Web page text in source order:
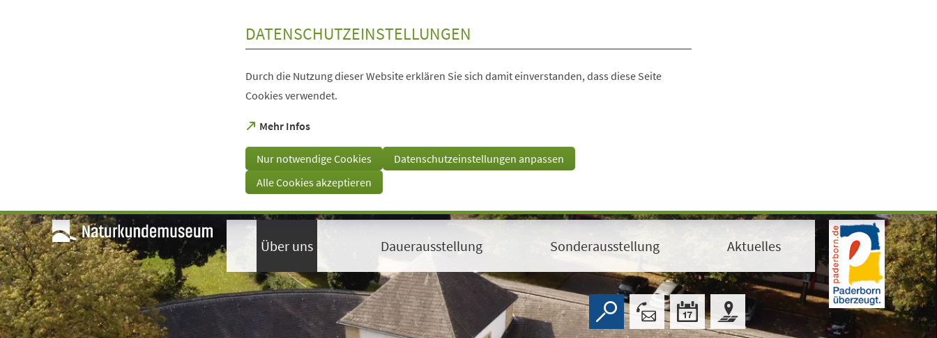
Visuelle
Assistenzsoftware
öffnen.
Mit
der
Tastatur
erreichbar
über
ALT
+
1
DATENSCHUTZEINSTELLUNGEN
Durch die Nutzung dieser Website erklären Sie sich damit einverstanden, dass diese Seite
Cookies verwendet.
Mehr Infos
(Öffnet
einem
neuen
Tab)
Nur notwendige Cookies
Datenschutzeinstellungen anpassen
Alle Cookies akzeptieren
Über uns Dauerausstellung Sonderausstellung Aktuelles